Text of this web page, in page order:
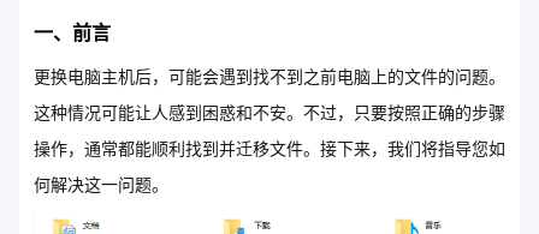
一、前言
更换电脑主机后，可能会遇到找不到之前电脑上的文件的问题。
这种情况可能让人感到困惑和不安。不过，只要按照正确的步骤
操作，通常都能顺利找到并迁移文件。接下来，我们将指导您如
何解决这一问题。